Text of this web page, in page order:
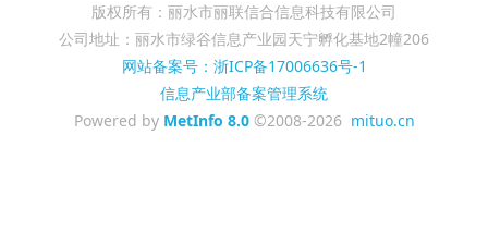
版权所有：丽水市丽联信合信息科技有限公司
公司地址：丽水市绿谷信息产业园天宁孵化基地2幢206
网站备案号：浙ICP备17006636号-1
信息产业部备案管理系统
Powered by MetInfo 8.0©2008-2026 mituo.cn